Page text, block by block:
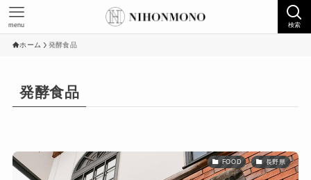
検索
menu
ホーム 発酵食品
発酵食品
FOOD 長野県